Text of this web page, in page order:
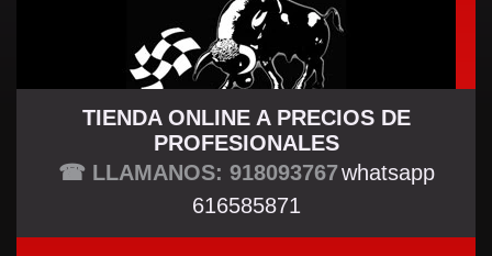
TU TIENDA TUNING
TIENDA ONLINE A PRECIOS DE
PROFESIONALES
☎ LLAMANOS: 918093767whatsapp
616585871